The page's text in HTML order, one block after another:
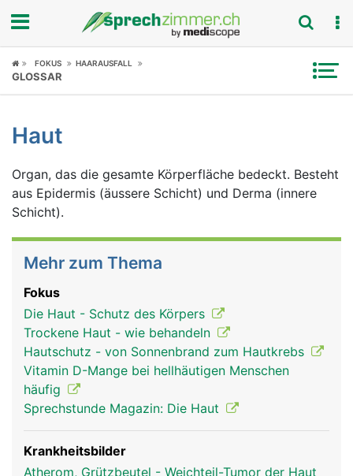
Fokus
Symptome
Untersuchungen
News
Ratgeber
Rubriken
FOKUS HAARAUSFALL
GLOSSAR
Haut
Organ, das die gesamte Körperfläche bedeckt. Besteht
aus Epidermis (äussere Schicht) und Derma (innere
Schicht).
Mehr zum Thema
Fokus
Die Haut - Schutz des Körpers
Trockene Haut - wie behandeln
Hautschutz - von Sonnenbrand zum Hautkrebs
Vitamin D-Mange bei hellhäutigen Menschen
häufig
Sprechstunde Magazin: Die Haut
Krankheitsbilder
Atherom, Grützbeutel - Weichteil-Tumor der Haut